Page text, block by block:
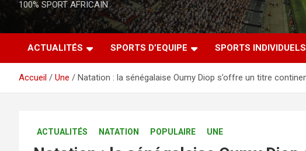
100% SPORT AFRICAIN
ACTUALITÉS SPORTS D’EQUIPE SPORTS INDIVIDUELS
Accueil Une Natation : la sénégalaise Oumy Diop s’offre un titre
ACTUALITÉS NATATION POPULAIRE UNE